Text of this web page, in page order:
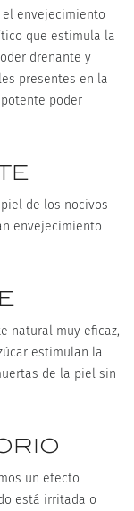
envejecimiento
que estimula la
drenante y
presentes en la
poder
de los nocivos
envejecimiento
natural muy eficaz,
estimulan la
de la piel sin
un efecto
está irritada o